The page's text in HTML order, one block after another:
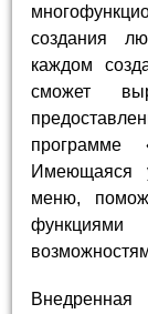
создания
каждом
сможет
программе
Имеющаяся
меню,